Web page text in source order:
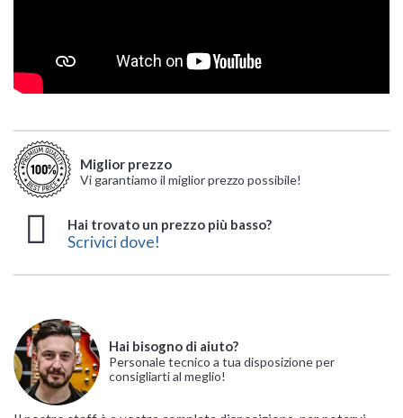
Miglior prezzo
Vi garantiamo il miglior prezzo possibile!
Hai trovato un prezzo più basso?
Scrivici dove!
Hai bisogno di aiuto?
Personale tecnico a tua disposizione per
consigliarti al meglio!